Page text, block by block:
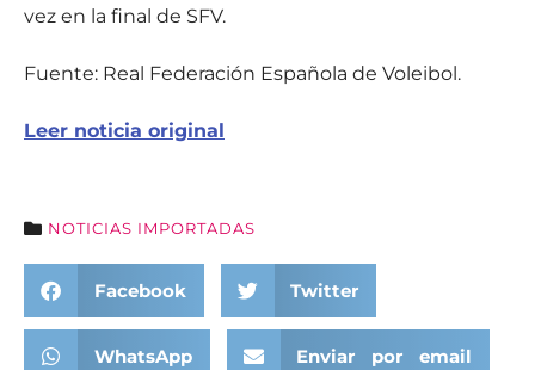
vez en la final de SFV.
Fuente: Real Federación Española de Voleibol.
Leer noticia original
NOTICIAS IMPORTADAS
Facebook Twitter
WhatsApp Enviar por email